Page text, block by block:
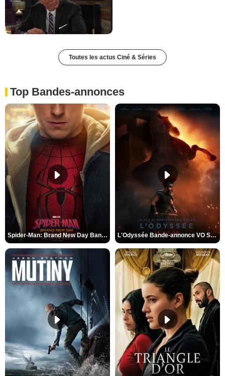
Toutes les actus Ciné & Séries
Top Bandes-annonces
Spider-Man: Brand New Day Bande-annonce VO STFR L'Odyssée Bande-annonce VO STFR